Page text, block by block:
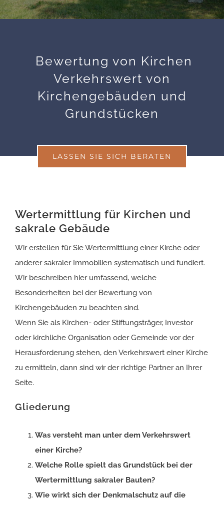
Bewertung von Kirchen
Verkehrswert von
Kirchengebäuden und
Grundstücken
LASSEN SIE SICH BERATEN
Wertermittlung für Kirchen und
sakrale Gebäude
Wir erstellen für Sie Wertermittlung einer Kirche oder
anderer sakraler Immobilien systematisch und fundiert.
Wir beschreiben hier umfassend, welche
Besonderheiten bei der Bewertung von
Kirchengebäuden zu beachten sind.
Wenn Sie als Kirchen- oder Stiftungsträger, Investor
oder kirchliche Organisation oder Gemeinde vor der
Herausforderung stehen, den Verkehrswert einer Kirche
zu ermitteln, dann sind wir der richtige Partner an Ihrer
Seite.
Gliederung
Was versteht man unter dem Verkehrswert
einer Kirche?
Welche Rolle spielt das Grundstück bei der
Wertermittlung sakraler Bauten?
Wie wirkt sich der Denkmalschutz auf die